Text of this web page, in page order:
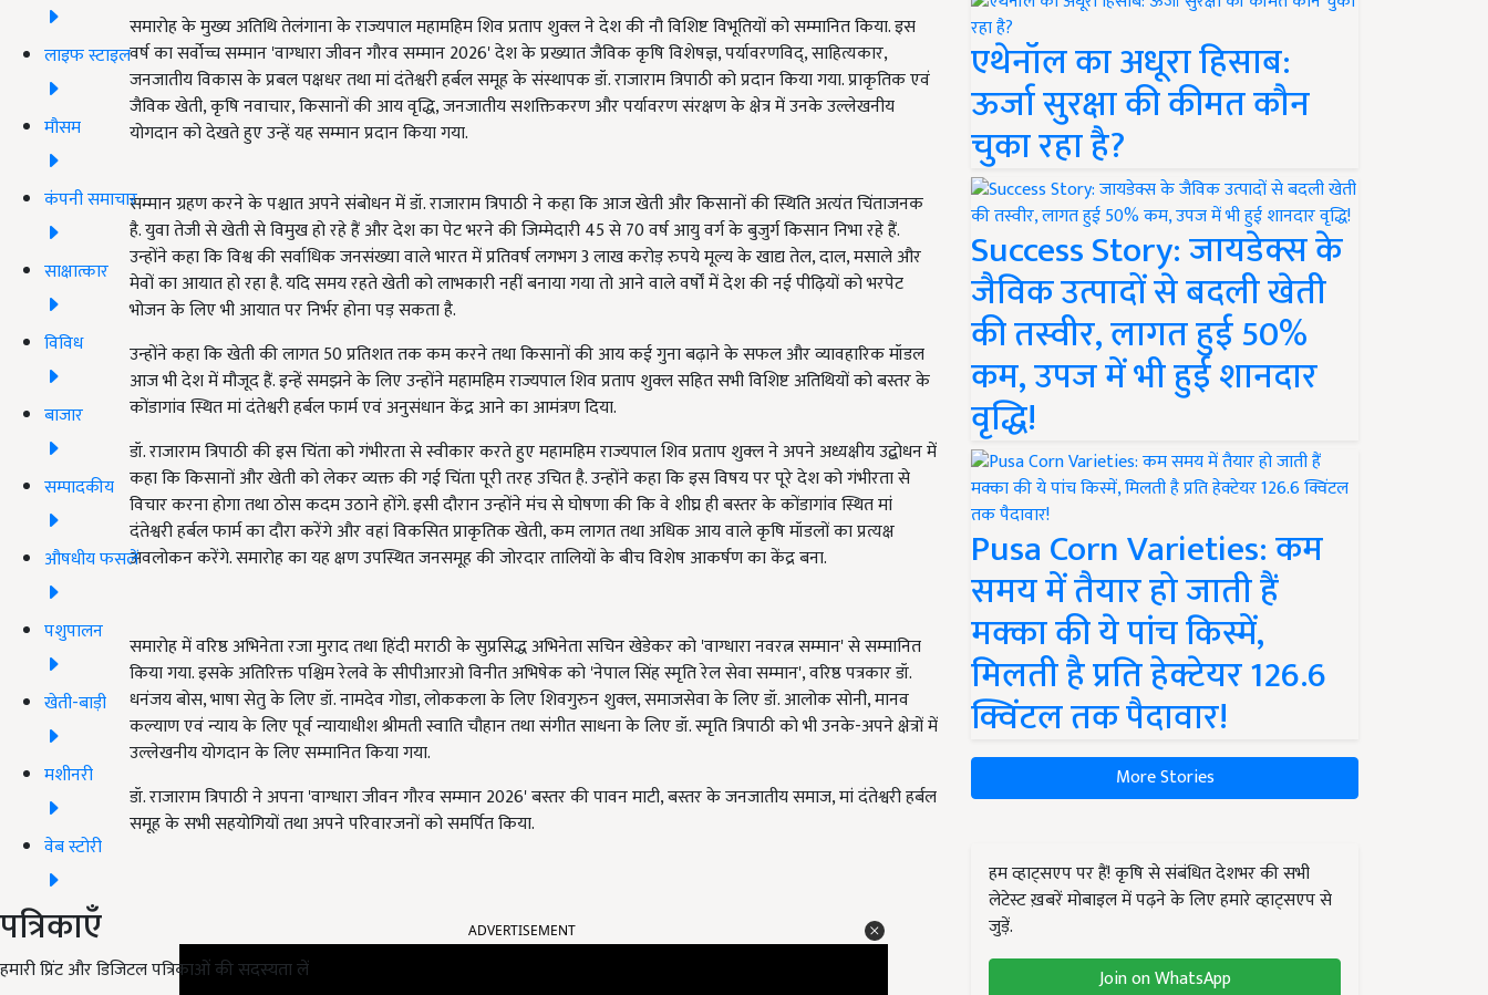
लाइफ स्टाइल
मौसम
कंपनी समाचार
साक्षात्कार
विविध
बाजार
सम्पादकीय
औषधीय फसलें
पशुपालन
खेती-बाड़ी
मशीनरी
वेब स्टोरी
पत्रिकाएँ
हमारी प्रिंट और डिजिटल पत्रिकाओं की सदस्यता लें
समारोह के मुख्य अतिथि तेलंगाना के राज्यपाल महामहिम शिव प्रताप शुक्ल ने देश की नौ विशिष्ट विभूतियों को सम्मानित किया. इस
वर्ष का सर्वोच्च सम्मान 'वाग्धारा जीवन गौरव सम्मान 2026' देश के प्रख्यात जैविक कृषि विशेषज्ञ, पर्यावरणविद्, साहित्यकार,
जनजातीय विकास के प्रबल पक्षधर तथा मां दंतेश्वरी हर्बल समूह के संस्थापक डॉ. राजाराम त्रिपाठी को प्रदान किया गया. प्राकृतिक एवं
जैविक खेती, कृषि नवाचार, किसानों की आय वृद्धि, जनजातीय सशक्तिकरण और पर्यावरण संरक्षण के क्षेत्र में उनके उल्लेखनीय
योगदान को देखते हुए उन्हें यह सम्मान प्रदान किया गया.
सम्मान ग्रहण करने के पश्चात अपने संबोधन में डॉ. राजाराम त्रिपाठी ने कहा कि आज खेती और किसानों की स्थिति अत्यंत चिंताजनक
है. युवा तेजी से खेती से विमुख हो रहे हैं और देश का पेट भरने की जिम्मेदारी 45 से 70 वर्ष आयु वर्ग के बुजुर्ग किसान निभा रहे हैं.
उन्होंने कहा कि विश्व की सर्वाधिक जनसंख्या वाले भारत में प्रतिवर्ष लगभग 3 लाख करोड़ रुपये मूल्य के खाद्य तेल, दाल, मसाले और
मेवों का आयात हो रहा है. यदि समय रहते खेती को लाभकारी नहीं बनाया गया तो आने वाले वर्षों में देश की नई पीढ़ियों को भरपेट
भोजन के लिए भी आयात पर निर्भर होना पड़ सकता है.
उन्होंने कहा कि खेती की लागत 50 प्रतिशत तक कम करने तथा किसानों की आय कई गुना बढ़ाने के सफल और व्यावहारिक मॉडल
आज भी देश में मौजूद हैं. इन्हें समझने के लिए उन्होंने महामहिम राज्यपाल शिव प्रताप शुक्ल सहित सभी विशिष्ट अतिथियों को बस्तर के
कोंडागांव स्थित मां दंतेश्वरी हर्बल फार्म एवं अनुसंधान केंद्र आने का आमंत्रण दिया.
डॉ. राजाराम त्रिपाठी की इस चिंता को गंभीरता से स्वीकार करते हुए महामहिम राज्यपाल शिव प्रताप शुक्ल ने अपने अध्यक्षीय उद्बोधन में
कहा कि किसानों और खेती को लेकर व्यक्त की गई चिंता पूरी तरह उचित है. उन्होंने कहा कि इस विषय पर पूरे देश को गंभीरता से
विचार करना होगा तथा ठोस कदम उठाने होंगे. इसी दौरान उन्होंने मंच से घोषणा की कि वे शीघ्र ही बस्तर के कोंडागांव स्थित मां
दंतेश्वरी हर्बल फार्म का दौरा करेंगे और वहां विकसित प्राकृतिक खेती, कम लागत तथा अधिक आय वाले कृषि मॉडलों का प्रत्यक्ष
अवलोकन करेंगे. समारोह का यह क्षण उपस्थित जनसमूह की जोरदार तालियों के बीच विशेष आकर्षण का केंद्र बना.
समारोह में वरिष्ठ अभिनेता रजा मुराद तथा हिंदी मराठी के सुप्रसिद्ध अभिनेता सचिन खेडेकर को 'वाग्धारा नवरत्न सम्मान' से सम्मानित
किया गया. इसके अतिरिक्त पश्चिम रेलवे के सीपीआरओ विनीत अभिषेक को 'नेपाल सिंह स्मृति रेल सेवा सम्मान', वरिष्ठ पत्रकार डॉ.
धनंजय बोस, भाषा सेतु के लिए डॉ. नामदेव गोडा, लोककला के लिए शिवगुरुन शुक्ल, समाजसेवा के लिए डॉ. आलोक सोनी, मानव
कल्याण एवं न्याय के लिए पूर्व न्यायाधीश श्रीमती स्वाति चौहान तथा संगीत साधना के लिए डॉ. स्मृति त्रिपाठी को भी उनके-अपने क्षेत्रों में
उल्लेखनीय योगदान के लिए सम्मानित किया गया.
डॉ. राजाराम त्रिपाठी ने अपना 'वाग्धारा जीवन गौरव सम्मान 2026' बस्तर की पावन माटी, बस्तर के जनजातीय समाज, मां दंतेश्वरी हर्बल
समूह के सभी सहयोगियों तथा अपने परिवारजनों को समर्पित किया.
एथेनॉल का अधूरा हिसाब:
ऊर्जा सुरक्षा की कीमत कौन
चुका रहा है?
Success Story: जायडेक्स के
जैविक उत्पादों से बदली खेती
की तस्वीर, लागत हुई 50%
कम, उपज में भी हुई शानदार
वृद्धि!
Pusa Corn Varieties: कम
समय में तैयार हो जाती हैं
मक्का की ये पांच किस्में,
मिलती है प्रति हेक्टेयर 126.6
क्विंटल तक पैदावार!
More Stories
हम व्हाट्सएप पर हैं! कृषि से संबंधित देशभर की सभी
लेटेस्ट ख़बरें मोबाइल में पढ़ने के लिए हमारे व्हाट्सएप से
जुड़ें.
Join on WhatsApp